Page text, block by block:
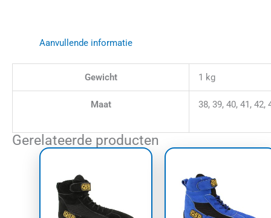
Aanvullende informatie
Gewicht 1 kg
Maat 38, 39, 40, 41, 42,
Gerelateerde producten
variaties.